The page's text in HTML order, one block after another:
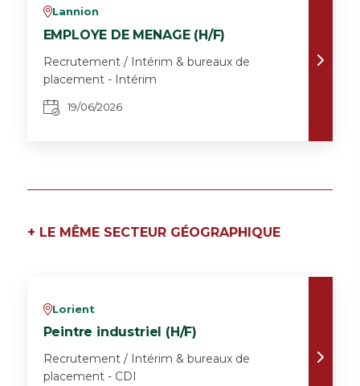
vLannion
EMPLOYE DE MENAGE (H/F)
Recrutement / Intérim & bureaux de
placement - Intérim
19/06/2026
+ LE MÊME SECTEUR GÉOGRAPHIQUE
vLorient
Peintre industriel (H/F)
Recrutement / Intérim & bureaux de
placement - CDI